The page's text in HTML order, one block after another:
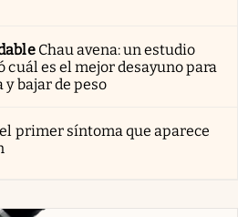
Chau avena: un estudio
es el mejor desayuno para
bajar de peso
primer síntoma que aparece